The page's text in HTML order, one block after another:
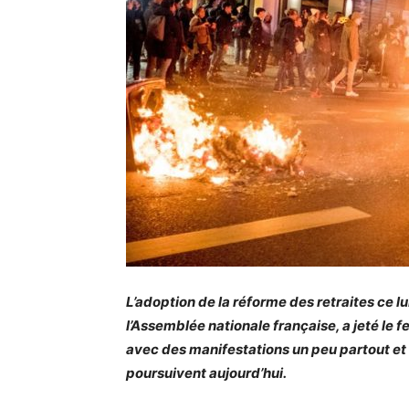
L’adoption de la réforme des retraites ce
l’Assemblée nationale française, a jeté le
avec des manifestations un peu partout
poursuivent aujourd’hui.